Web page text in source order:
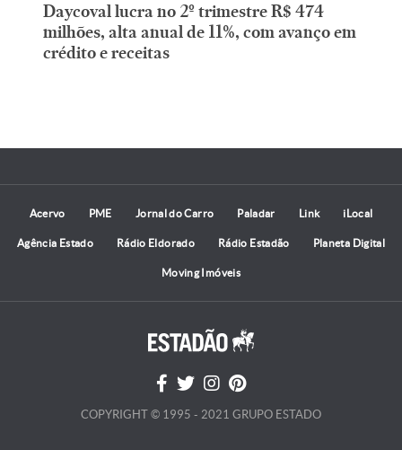
Daycoval lucra no 2º trimestre R$ 474
milhões, alta anual de 11%, com avanço em
crédito e receitas
Acervo PME Jornal do Carro Paladar Link iLocal
Agência Estado Rádio Eldorado Rádio Estadão Planeta Digital
Moving Imóveis
COPYRIGHT © 1995 - 2021 GRUPO ESTADO